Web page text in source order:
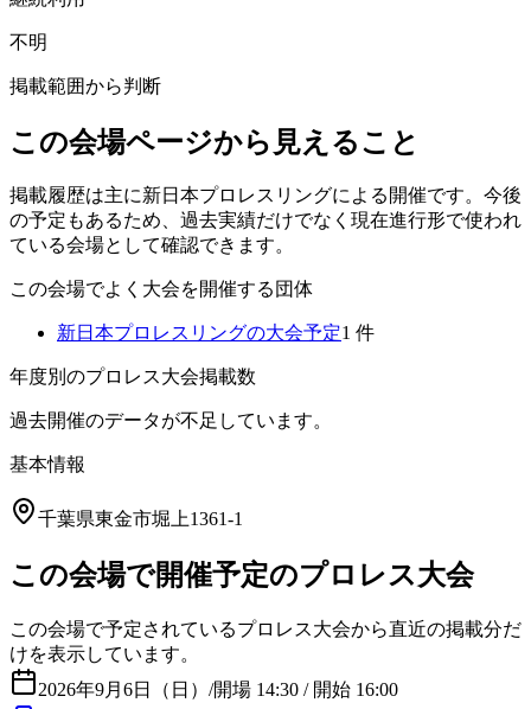
不明
掲載範囲から判断
この会場ページから見えること
掲載履歴は主に新日本プロレスリングによる開催です。今後
の予定もあるため、過去実績だけでなく現在進行形で使われ
ている会場として確認できます。
この会場でよく大会を開催する団体
新日本プロレスリングの大会予定1 件
年度別のプロレス大会掲載数
過去開催のデータが不足しています。
基本情報
千葉県東金市堀上1361-1
この会場で開催予定のプロレス大会
この会場で予定されているプロレス大会から直近の掲載分だ
けを表示しています。
2026年9月6日（日） /開場 14:30 / 開始 16:00